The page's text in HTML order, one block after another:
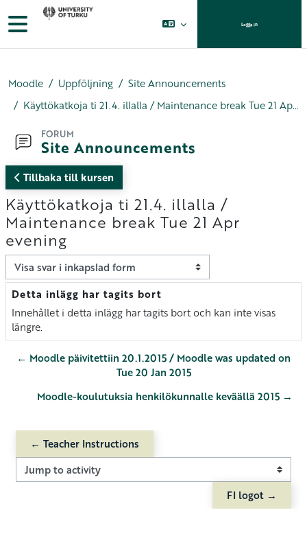
Gå direkt till huvudinnehåll
Sidopanel Logga in
Moodle Uppföljning
Site Announcements
Käyttökatkoja ti 21.4. illalla / Maintenance break Tue 21 Apr evening
FORUM
Site Announcements
Tillbaka till kursen
Käyttökatkoja ti 21.4. illalla /
Maintenance break Tue 21 Apr
evening
Visningsläge
Detta inlägg har tagits bort
Antal svar: 0
Innehållet i detta inlägg har tagits bort och kan inte visas
längre.
← Moodle päivitettiin 20.1.2015 / Moodle was updated on
Tue 20 Jan 2015
Moodle-koulutuksia henkilökunnalle keväällä 2015 →
← Teacher Instructions
Jump to activity
FI logot →